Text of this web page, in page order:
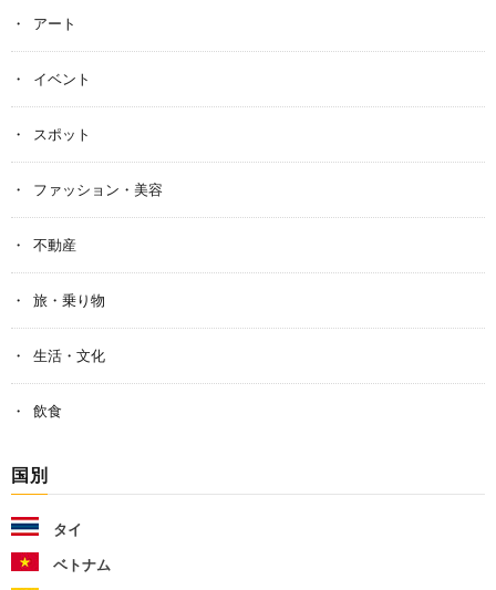
アート
イベント
スポット
ファッション・美容
不動産
旅・乗り物
生活・文化
飲食
国別
タイ
ベトナム